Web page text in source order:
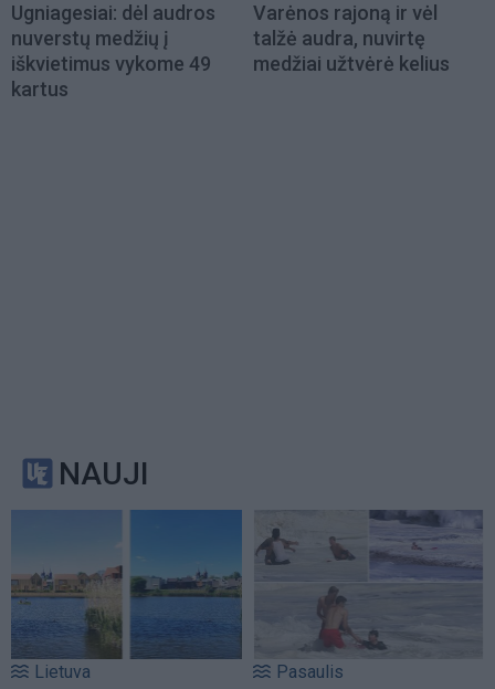
Ugniagesiai: dėl audros
nuverstų medžių į
iškvietimus vykome 49
kartus
Varėnos rajoną ir vėl
talžė audra, nuvirtę
medžiai užtvėrė kelius
NAUJI
Lietuva Pasaulis